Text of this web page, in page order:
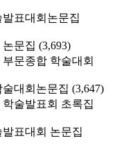
표대회논문집
문집 (3,693)
문종합 학술대회
대회논문집 (3,647)
술발표회 초록집
표대회 논문집